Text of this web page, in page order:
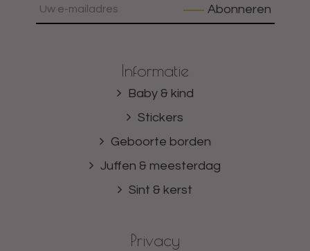
Abonneren
Informatie
Baby & kind
Stickers
Geboorte borden
Juffen & meesterdag
Sint & kerst
Privacy